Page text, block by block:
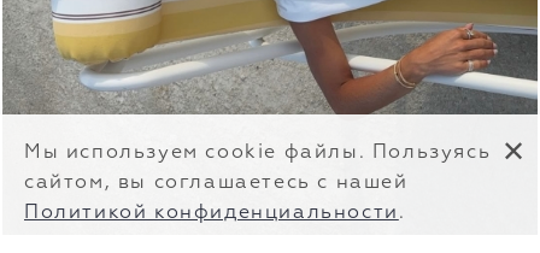
Мы используем cookie файлы. Пользуясь
сайтом, вы соглашаетесь с нашей
Политикой конфиденциальности .
✕